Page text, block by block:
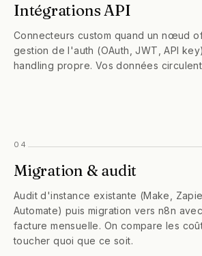
Intégrations API
Connecteurs custom quand un nœud
gestion de l'auth (OAuth, JWT, API
handling propre. Vos données
04
Migration & audit
Audit d'instance existante (Make,
Automate) puis migration vers n8n
facture mensuelle. On compare les
toucher quoi que ce soit.